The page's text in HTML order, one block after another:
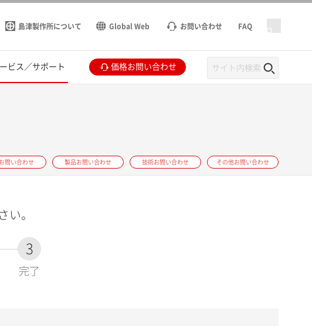
島津製作所について Global Web お問い合わせ FAQ
ビス／サポート 価格お問い合わせ
問い合わせ 製品お問い合わせ 技術お問い合わせ その他お問い合わせ
い。
3
完了